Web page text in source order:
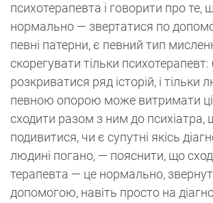
психотерапевта і говорити про те,
нормально — звертатися по
певні патерни, є певний тип
скорегувати тільки психотерапевт:
розкриватися ряд історій, і тільки
певною опорою може витримати ці
сходити разом з ним до психіатра,
подивитися, чи є супутні якісь
людині погано, — пояснити, що
терапевта — це нормально,
допомогою, навіть просто на